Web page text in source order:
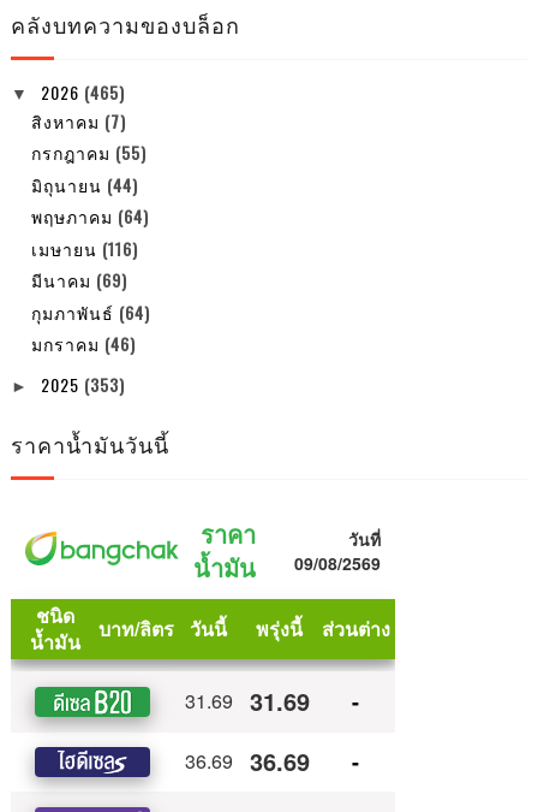
คลังบทความของบล็อก
▼ 2026 (465)
สิงหาคม (7)
กรกฎาคม (55)
มิถุนายน (44)
พฤษภาคม (64)
เมษายน (116)
มีนาคม (69)
กุมภาพันธ์ (64)
มกราคม (46)
► 2025 (353)
ราคาน้ำมันวันนี้